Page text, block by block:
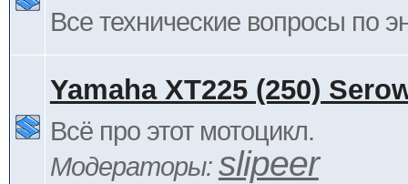
Все технические вопросы по
Yamaha XT225 (250)
Всё про этот мотоцикл.
Модераторы: slipeer